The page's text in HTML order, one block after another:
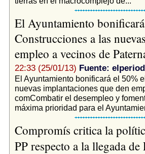
El Ayuntamiento
Construcciones a las
empleo a vecinos de
22:33 (25/01/13) Fuente:
El Ayuntamiento bonificará el 50%
nuevas implantaciones que den
comCombatir el desempleo y
máxima prioridad para el
Compromís critica la
PP respecto a la llegada de